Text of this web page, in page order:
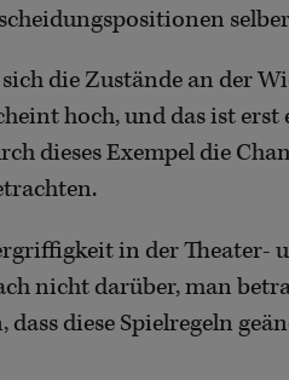
die Zustände an der
hoch, und das ist
dieses Exempel die
in der Theater-
nicht darüber, man
diese Spielregeln